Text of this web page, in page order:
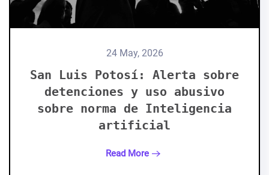
24 May, 2026
San Luis Potosí: Alerta sobre
detenciones y uso abusivo
sobre norma de Inteligencia
artificial
Read More